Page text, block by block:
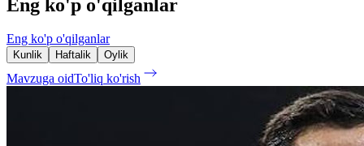
Eng ko'p o'qilganlar
Eng ko'p o'qilganlar
Kunlik Haftalik Oylik
Mavzuga oidTo'liq ko'rish